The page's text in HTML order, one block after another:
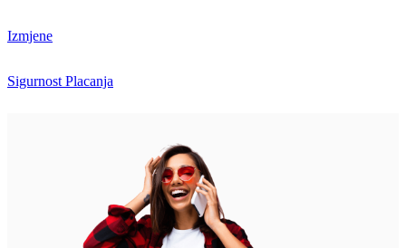
Izmjene
Sigurnost Placanja